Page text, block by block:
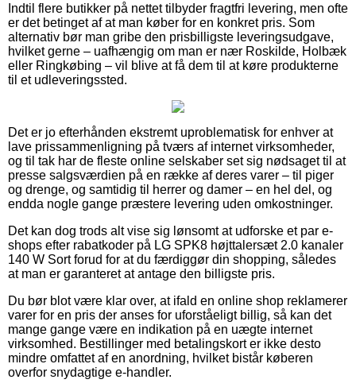
Indtil flere butikker på nettet tilbyder fragtfri levering, men ofte
er det betinget af at man køber for en konkret pris. Som
alternativ bør man gribe den prisbilligste leveringsudgave,
hvilket gerne – uafhængig om man er nær Roskilde, Holbæk
eller Ringkøbing – vil blive at få dem til at køre produkterne
til et udleveringssted.
Det er jo efterhånden ekstremt uproblematisk for enhver at
lave prissammenligning på tværs af internet virksomheder,
og til tak har de fleste online selskaber set sig nødsaget til at
presse salgsværdien på en række af deres varer – til piger
og drenge, og samtidig til herrer og damer – en hel del, og
endda nogle gange præstere levering uden omkostninger.
Det kan dog trods alt vise sig lønsomt at udforske et par e-
shops efter rabatkoder på LG SPK8 højttalersæt 2.0 kanaler
140 W Sort forud for at du færdiggør din shopping, således
at man er garanteret at antage den billigste pris.
Du bør blot være klar over, at ifald en online shop reklamerer
varer for en pris der anses for uforståeligt billig, så kan det
mange gange være en indikation på en uægte internet
virksomhed. Bestillinger med betalingskort er ikke desto
mindre omfattet af en anordning, hvilket bistår køberen
overfor snydagtige e-handler.